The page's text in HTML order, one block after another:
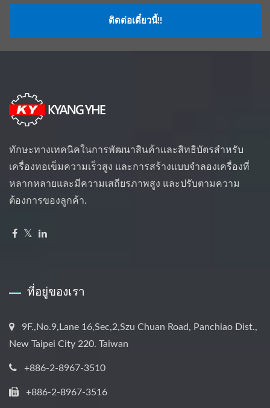
ติดต่อเดี๋ยวนี้!!
ทักษะทางเทคนิคในการพัฒนาสินค้าและสิทธิบัตรสำหรับ
เครื่องทอเข็มความเร็วสูง และการสร้างแบบจำลองเครื่องที่
หลากหลายและมีความเสถียรภาพสูง และปรับตามความ
ต้องการของลูกค้า.
ที่อยู่ของเรา
9F.,No.9,Lane 16,Sec,2,Szu Chuan Road, Panchiao Dist.,
New Taipei City 220. Taiwan
+886-2-8967-3510
+886-2-8967-3516